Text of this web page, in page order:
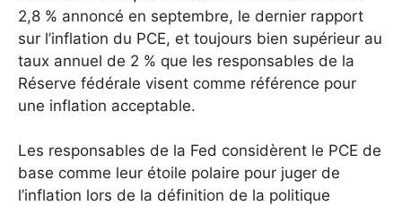
2,8 % annoncé en septembre, le dernier rapport
sur l’inflation du PCE, et toujours bien supérieur au
taux annuel de 2 % que les responsables de la
Réserve fédérale visent comme référence pour
une inflation acceptable.
Les responsables de la Fed considèrent le PCE de
base comme leur étoile polaire pour juger de
l’inflation lors de la définition de la politique